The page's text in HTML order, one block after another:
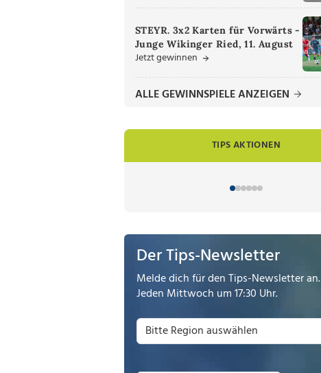
STEYR. 3x2 Karten für Vorwärts -
Junge Wikinger Ried, 11. August
Jetzt gewinnen
ALLE GEWINNSPIELE ANZEIGEN
TIPS AKTIONEN
Der Tips-Newsletter
Melde dich für den Tips-Newsletter an.
Jeden Mittwoch um 17:30 Uhr.